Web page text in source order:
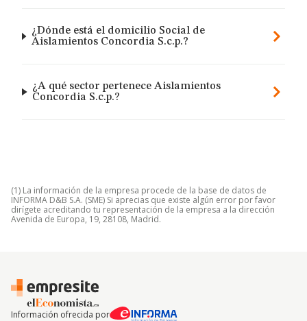
¿Dónde está el domicilio Social de
Aislamientos Concordia S.c.p.?
¿A qué sector pertenece Aislamientos
Concordia S.c.p.?
(1) La información de la empresa procede de la base de datos de
INFORMA D&B S.A. (SME) Si aprecias que existe algún error por favor
dirígete acreditando tu representación de la empresa a la dirección
Avenida de Europa, 19, 28108, Madrid.
Información ofrecida por